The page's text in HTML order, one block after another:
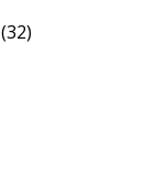
(32)